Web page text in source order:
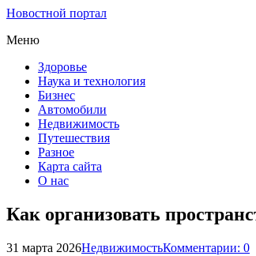
Новостной портал
Меню
Здоровье
Наука и технология
Бизнес
Автомобили
Недвижимость
Путешествия
Разное
Карта сайта
О нас
Как организовать
31 марта 2026НедвижимостьКомментарии: 0